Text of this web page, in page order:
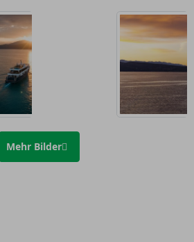
Mehr Bilder